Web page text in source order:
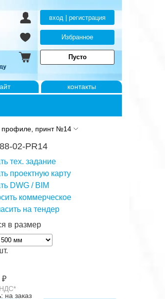
вход | регистрация
Избранное
Пусто
контакты
профиле, принт №14
02-PR14
тех. задание
проектную карту
DWG / BIM
коммерческое
на тендер
в размер
₽
на заказ